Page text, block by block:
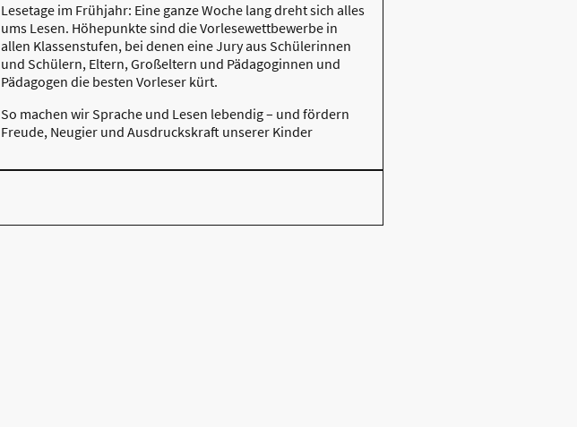
Lesetage im Frühjahr: Eine ganze Woche lang dreht sich alles
ums Lesen. Höhepunkte sind die Vorlesewettbewerbe in
allen Klassenstufen, bei denen eine Jury aus Schülerinnen
und Schülern, Eltern, Großeltern und Pädagoginnen und
Pädagogen die besten Vorleser kürt.
So machen wir Sprache und Lesen lebendig – und fördern
Freude, Neugier und Ausdruckskraft unserer Kinder